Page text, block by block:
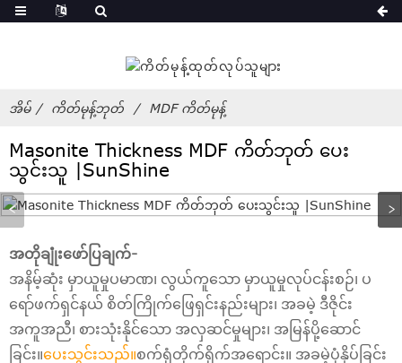
အိမ် ကိတ်မုန့်ဘုတ် MDF ကိတ်မုန့်
Masonite Thickness MDF ကိတ်ဘုတ် ပေး
သွင်းသူ |SunShine
အတိုချုံးဖော်ပြချက်-
အနိမ့်ဆုံး မှာယူမှုပမာဏ၊ လွယ်ကူသော မှာယူမှုလုပ်ငန်းစဉ်၊ ပ
ရော်ဖက်ရှင်နယ် စိတ်ကြိုက်ဖြေရှင်းနည်းများ၊ အခမဲ့ ဒီဇိုင်း
အကူအညီ၊ စားသုံးနိုင်သော အလှဆင်မှုများ၊ အမြန်ပို့ဆောင်
ခြင်း။ပေးသွင်းသည်။စက်ရုံတိုက်ရိုက်အရောင်း။ အခမဲ့ပုံနှိပ်ခြင်း